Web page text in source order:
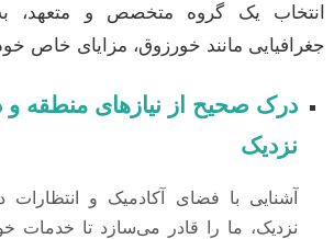
انتخاب یک گروه متخصص و متعهد،
جغرافیایی مانند خورزوق، مزایای خاص
درک صحیح از نیازهای منطقه و
نزدیک
آشنایی با فضای آکادمیک و
نزدیک، ما را قادر می‌سازد تا خدمات